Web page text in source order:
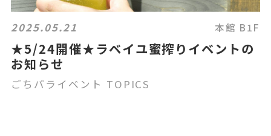
2025.05.21 本館 B1F
★5/24開催★ラベイユ蜜搾りイベントの
お知らせ
ごちパライベント TOPICS